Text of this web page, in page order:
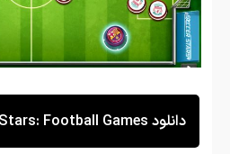
دانلود Soccer Stars: Football Games از اپ استور